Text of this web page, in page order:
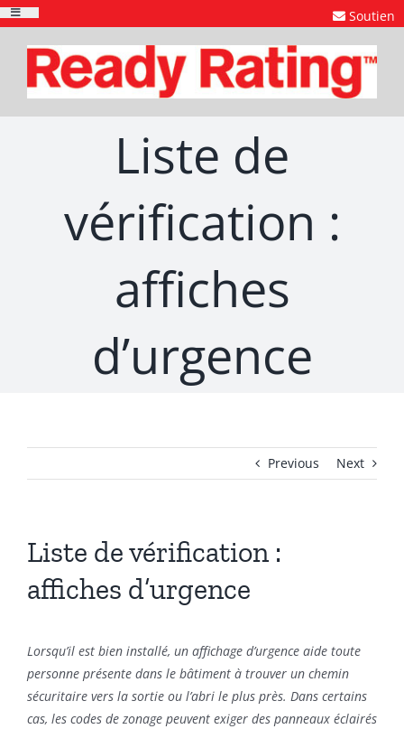
Skip
to
content
Toggle
Soutien
Liste de
vérification :
affiches
d’urgence
Previous Next
Liste de vérification :
affiches d’urgence
Lorsqu’il est bien installé, un affichage d’urgence aide toute
personne présente dans le bâtiment à trouver un chemin
sécuritaire vers la sortie ou l’abri le plus près. Dans certains
cas, les codes de zonage peuvent exiger des panneaux éclairés